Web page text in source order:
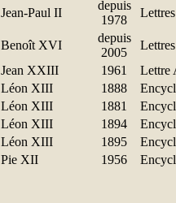
Jean-Paul II
depuis
1978
Benoît XVI
depuis
2005
Jean XXIII 1961
Lettre
Léon XIII 1888
Léon XIII 1881
Léon XIII 1894
Léon XIII 1895
Pie XII 1956